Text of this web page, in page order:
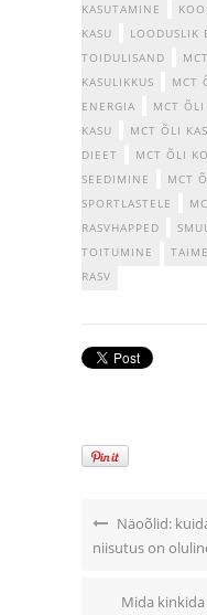
KASUTAMINE
KASU
LOODUSLIK
TOIDULISAND
KASULIKKUS
MCT
ENERGIA
MCT ÕLI
KASU
MCT ÕLI
DIEET
MCT ÕLI
SEEDIMINE
MCT
SPORTLASTELE
RASVHAPPED
TOITUMINE
RASV
Näoõlid:
niisutus on
Mida